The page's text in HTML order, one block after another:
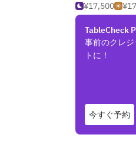
¥17,500
TableCheck
事前のクレ
トに！
今すぐ予約